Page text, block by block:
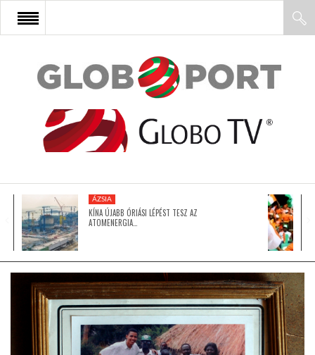
FŐOLDAL
AFRIKA
ÁZSIA
LATIN-AMERIKA
KÖZEL-KELET
ÁZSIA
KÍNA ÚJABB ÓRIÁSI LÉPÉST TESZ AZ
ATOMENERGIA…